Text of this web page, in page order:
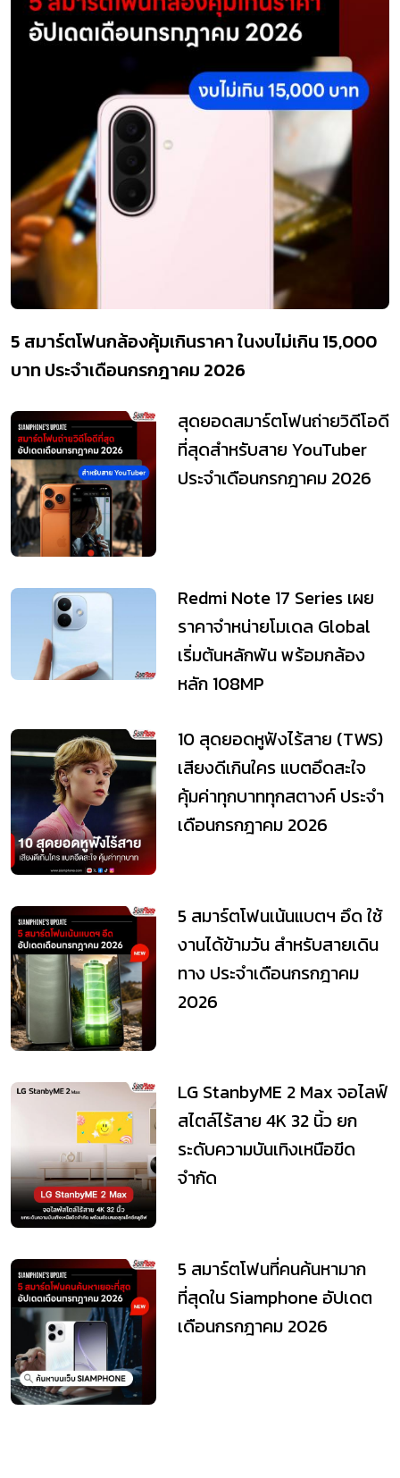
5 สมาร์ตโฟนกล้องคุ้มเกินราคา ในงบไม่เกิน 15,000
บาท ประจำเดือนกรกฎาคม 2026
สุดยอดสมาร์ตโฟนถ่ายวิดีโอดี
ที่สุดสำหรับสาย YouTuber
ประจำเดือนกรกฎาคม 2026
Redmi Note 17 Series เผย
ราคาจำหน่ายโมเดล Global
เริ่มต้นหลักพัน พร้อมกล้อง
หลัก 108MP
10 สุดยอดหูฟังไร้สาย (TWS)
เสียงดีเกินใคร แบตอึดสะใจ
คุ้มค่าทุกบาททุกสตางค์ ประจำ
เดือนกรกฎาคม 2026
5 สมาร์ตโฟนเน้นแบตฯ อึด ใช้
งานได้ข้ามวัน สำหรับสายเดิน
ทาง ประจำเดือนกรกฎาคม
2026
LG StanbyME 2 Max จอไลฟ์
สไตล์ไร้สาย 4K 32 นิ้ว ยก
ระดับความบันเทิงเหนือขีด
จำกัด
5 สมาร์ตโฟนที่คนค้นหามาก
ที่สุดใน Siamphone อัปเดต
เดือนกรกฎาคม 2026